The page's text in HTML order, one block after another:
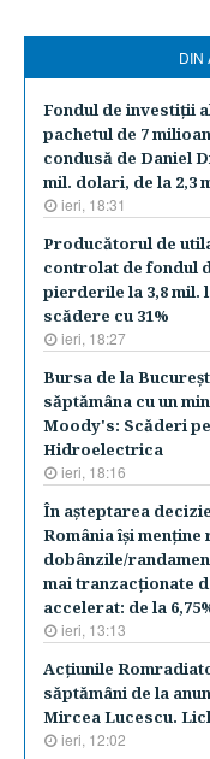
DIN
Fondul de investiţii
pachetul de 7
condusă de Daniel
mil. dolari, de la 2,3
ieri, 18:31
Producătorul de
controlat de fondul
pierderile la 3,8 mil.
scădere cu 31%
ieri, 18:27
Bursa de la
săptămâna cu un
Moody's: Scăderi
Hidroelectrica
ieri, 18:16
În aşteptarea
România îşi
dobânzile/
mai tranzacţionate
accelerat: de la
ieri, 13:13
Acţiunile
săptămâni de la
Mircea Lucescu.
ieri, 12:02